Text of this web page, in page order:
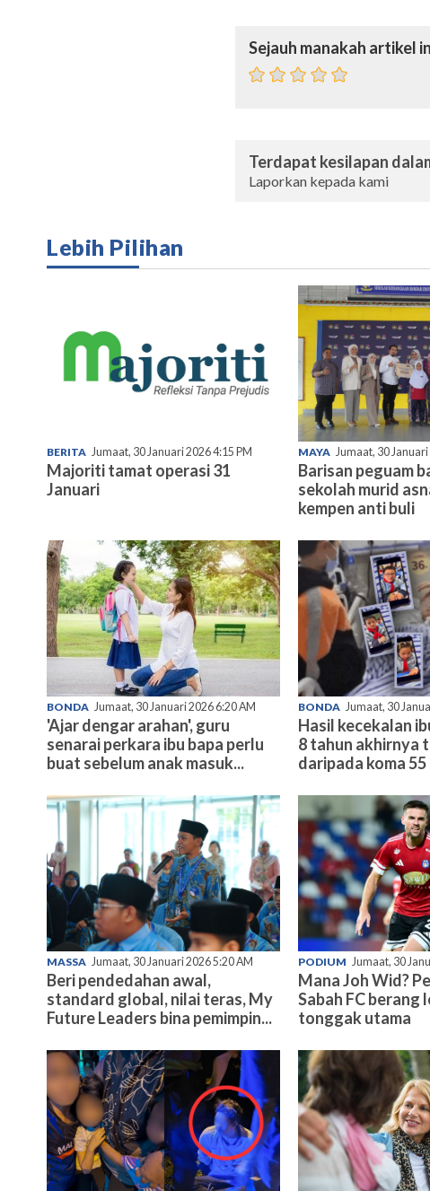
Sejauh manakah artikel
Terdapat kesilapan
Laporkan kepada kami
Lebih Pilihan
BERITA Jumaat, 30 Januari 2026 4:15 PM
Majoriti tamat operasi 31
Januari
MAYA Jumaat, 30 Januari
Barisan peguam
sekolah murid
kempen anti buli
BONDA Jumaat, 30 Januari 2026 6:20 AM
'Ajar dengar arahan', guru
senarai perkara ibu bapa perlu
buat sebelum anak masuk...
BONDA Jumaat, 30
Hasil kecekalan
8 tahun akhirnya
daripada koma 55
MASSA Jumaat, 30 Januari 2026 5:20 AM
Beri pendedahan awal,
standard global, nilai teras, My
Future Leaders bina pemimpin...
PODIUM Jumaat, 30
Mana Joh Wid?
Sabah FC berang
tonggak utama